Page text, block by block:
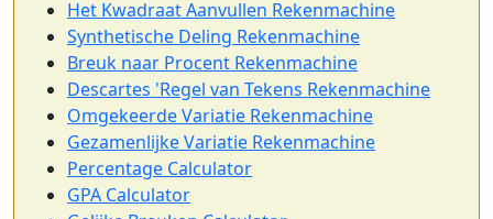
Het Kwadraat Aanvullen Rekenmachine
Synthetische Deling Rekenmachine
Breuk naar Procent Rekenmachine
Descartes 'Regel van Tekens Rekenmachine
Omgekeerde Variatie Rekenmachine
Gezamenlijke Variatie Rekenmachine
Percentage Calculator
GPA Calculator